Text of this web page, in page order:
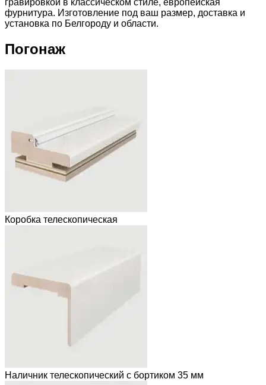
гравировкой в классическом стиле, европейская
фурнитура. Изготовление под ваш размер, доставка и
установка по Белгороду и области.
Погонаж
Коробка телескопическая
Наличник телескопический с бортиком 35 мм